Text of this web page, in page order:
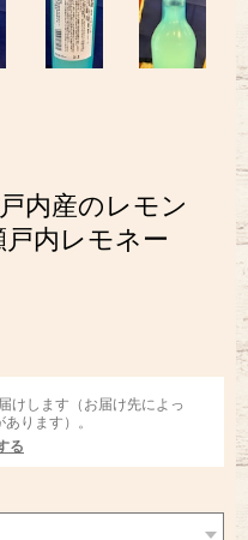
内産のレモン
内レモネー
けします（お届け先によっ
ります）。
る